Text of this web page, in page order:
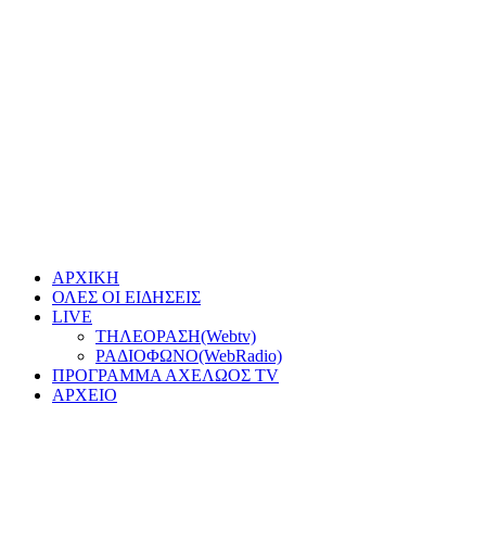
ΑΡΧΙΚΗ
ΟΛΕΣ ΟΙ ΕΙΔΗΣΕΙΣ
LIVE
ΤΗΛΕΟΡΑΣΗ(Webtv)
ΡΑΔΙΟΦΩΝΟ(WebRadio)
ΠΡΟΓΡΑΜΜΑ ΑΧΕΛΩΟΣ TV
ΑΡΧΕΙΟ